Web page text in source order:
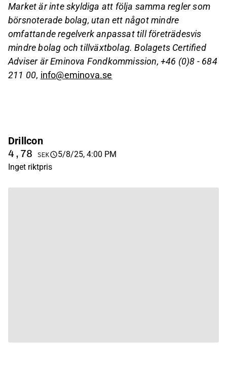
Market är inte skyldiga att följa samma regler som
börsnoterade bolag, utan ett något mindre
omfattande regelverk anpassat till företrädesvis
mindre bolag och tillväxtbolag. Bolagets Certified
Adviser är Eminova Fondkommission, +46 (0)8 - 684
211 00, info@eminova.se
Drillcon
4,78 SEK
5/8/25, 4:00 PM
Inget riktpris